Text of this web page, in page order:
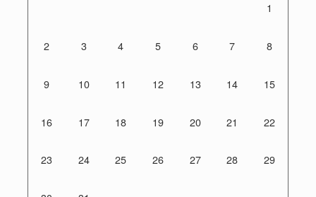
1
2 3 4 5 6 7 8
9 10 11 12 13 14 15
16 17 18 19 20 21 22
23 24 25 26 27 28 29